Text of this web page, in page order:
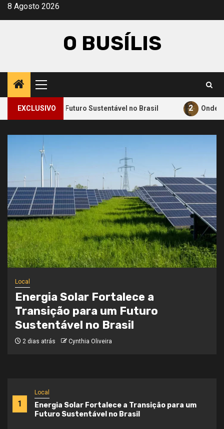
Avançar
8 Agosto 2026
O BUSÍLIS
Menu
principal
EXCLUSIVO
um Futuro Sustentável no Brasil 2 Onde a
1
Local
Energia Solar Fortalece a Transição para um
Futuro Sustentável no Brasil
Local
Onde a Informação Encontra o Seu
Caminho
3 semanas atrás Cynthia Oliveira